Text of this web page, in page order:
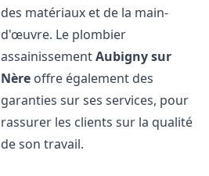
des matériaux et de la main-
d'œuvre. Le plombier
assainissementAubigny sur
Nère offre également des
garanties sur ses services, pour
rassurer les clients sur la qualité
de son travail.